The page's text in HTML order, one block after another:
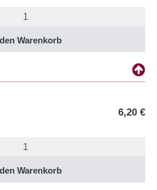
6,20 €